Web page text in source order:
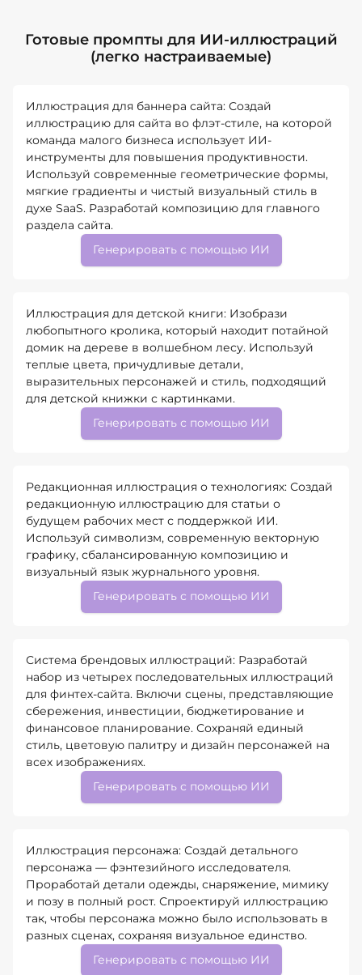
Готовые промпты для ИИ-иллюстраций
(легко настраиваемые)
Иллюстрация для баннера сайта: Создай
иллюстрацию для сайта во флэт-стиле, на которой
команда малого бизнеса использует ИИ-
инструменты для повышения продуктивности.
Используй современные геометрические формы,
мягкие градиенты и чистый визуальный стиль в
духе SaaS. Разработай композицию для главного
раздела сайта.
Генерировать с помощью ИИ
Иллюстрация для детской книги: Изобрази
любопытного кролика, который находит потайной
домик на дереве в волшебном лесу. Используй
теплые цвета, причудливые детали,
выразительных персонажей и стиль, подходящий
для детской книжки с картинками.
Генерировать с помощью ИИ
Редакционная иллюстрация о технологиях: Создай
редакционную иллюстрацию для статьи о
будущем рабочих мест с поддержкой ИИ.
Используй символизм, современную векторную
графику, сбалансированную композицию и
визуальный язык журнального уровня.
Генерировать с помощью ИИ
Система брендовых иллюстраций: Разработай
набор из четырех последовательных иллюстраций
для финтех-сайта. Включи сцены, представляющие
сбережения, инвестиции, бюджетирование и
финансовое планирование. Сохраняй единый
стиль, цветовую палитру и дизайн персонажей на
всех изображениях.
Генерировать с помощью ИИ
Иллюстрация персонажа: Создай детального
персонажа — фэнтезийного исследователя.
Проработай детали одежды, снаряжение, мимику
и позу в полный рост. Спроектируй иллюстрацию
так, чтобы персонажа можно было использовать в
разных сценах, сохраняя визуальное единство.
Генерировать с помощью ИИ